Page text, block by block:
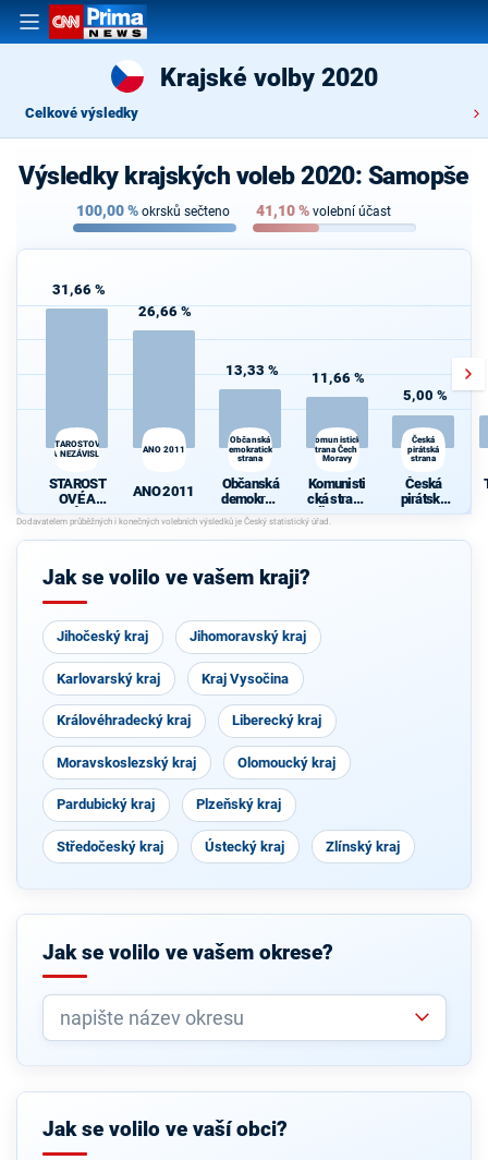
Krajské volby 2020
Celkové výsledky
Výsledky krajských voleb 2020: Samopše
100,00% okrsků sečteno 41,10% volební účast
31,66 %
STAROSTOVÉ
A NEZÁVISLÍ
STAROST
OVÉ A
NEZÁVISL
Í
26,66 %
ANO 2011
ANO 2011
13,33 %
Občanská
demokratická
strana
Občanská
demokrati
cká strana
11,66 %
Komunistická
strana Čech a
Moravy
Komunisti
cká strana
Čech a
Moravy
5,00 %
Česká
pirátská
strana
Česká
pirátská
strana
Jak se volilo ve vašem kraji?
Jihočeský kraj Jihomoravský kraj
Karlovarský kraj Kraj Vysočina
Královéhradecký kraj Liberecký kraj
Moravskoslezský kraj Olomoucký kraj
Pardubický kraj Plzeňský kraj
Středočeský kraj Ústecký kraj Zlínský kraj
Jak se volilo ve vašem okrese?
Jak se volilo ve vaší obci?